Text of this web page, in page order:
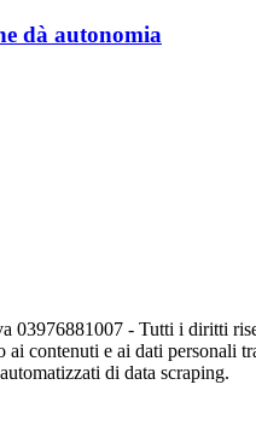
dà autonomia
03976881007 - Tutti i diritti
ai contenuti e ai dati personali
di data scraping.